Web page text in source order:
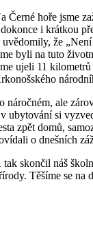
Černé hoře jsme
i krátkou
uvědomily, že
byli na tuto
ujeli 11
náročném, ale
ubytování si
zpět domů,
o dnešních
tak skončil náš
Těšíme se na